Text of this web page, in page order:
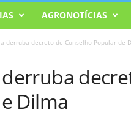
AGRONOTÍCIAS
derruba decreto de Conselho Popular de
Dilma